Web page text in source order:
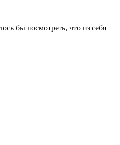
бы посмотреть, что из себя